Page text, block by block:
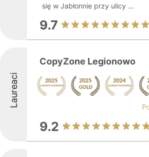
się w Jabłonnie przy ulicy ...
9.7
Laureaci
CopyZone Legionowo
9.2